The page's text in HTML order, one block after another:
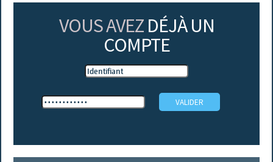
VOUS AVEZ DÉJÀ UN
COMPTE